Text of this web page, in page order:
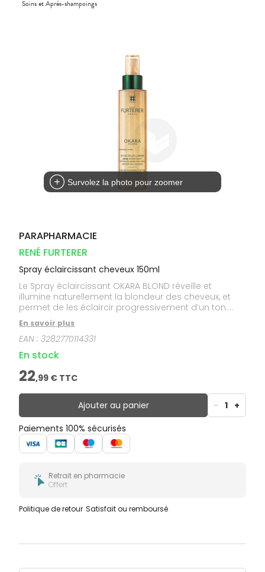
alimentaires
Cheveux
PHARMACIES
DISPOSITIFS
D’ORDONNANCE
Soins et Après-shampoings
Survolez la photo pour zoomer
PARAPHARMACIE
RENÉ FURTERER
Spray éclaircissant cheveux 150ml
Le Spray éclaircissant OKARA BLOND réveille et
illumine naturellement la blondeur des cheveux, et
permet de les éclaircir progressivement d’un ton.
Son conditionnement spray pratique et rapide, sa
formule sans rinçage et sa texture légère, non
grasse, font de lui un complice beauté idéal au
quotidien. Actifs 100% d’origine naturelle. Sans
silicone.
En savoir plus
EAN :3282770114331
En stock
22,99 € TTC
Ajouter au panier - 1 +
Paiements 100% sécurisés
Retrait en pharmacie
Offert
Politique de retour Satisfait ou remboursé